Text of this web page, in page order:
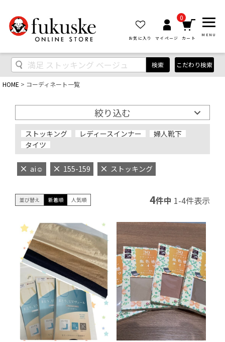
お気に入り マイページ
0
カート
MENU
検索 こだわり検索
HOME コーディネート一覧
絞り込む
ストッキング レディースインナー
婦人靴下
タイツ
ai‪‪☺︎‬ 155-159 ストッキング
並び替え 新着順 人気順 4件中 1-4件表示